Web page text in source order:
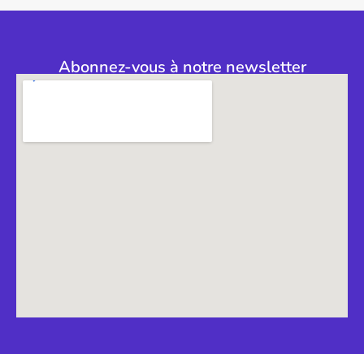
Abonnez-vous à notre newsletter